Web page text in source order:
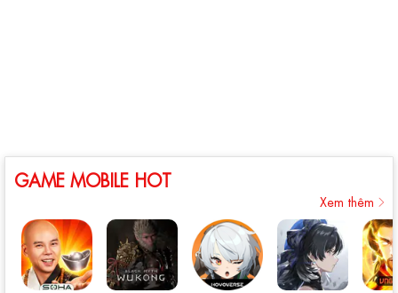
GAME MOBILE HOT
Xem thêm